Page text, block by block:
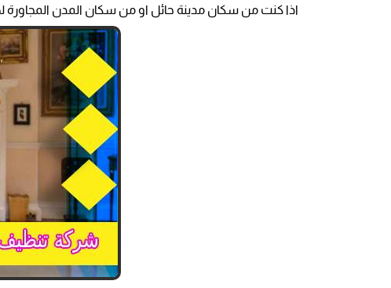
اذا كنت من سكان مدينة حائل او من سكان المدن المجاورة